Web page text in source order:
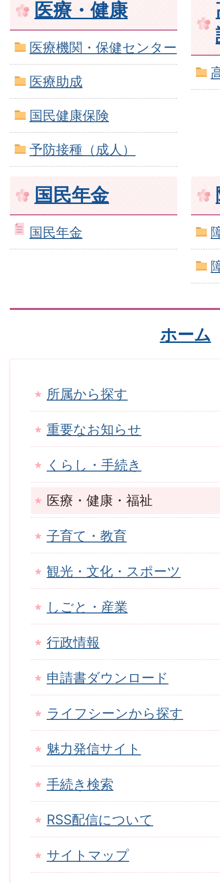
医療・健康
医療機関・保健センター
医療助成
国民健康保険
予防接種（成人）
国民年金
国民年金
ホーム
所属から探す
重要なお知らせ
くらし・手続き
医療・健康・福祉
子育て・教育
観光・文化・スポーツ
しごと・産業
行政情報
申請書ダウンロード
ライフシーンから探す
魅力発信サイト
手続き検索
RSS配信について
サイトマップ